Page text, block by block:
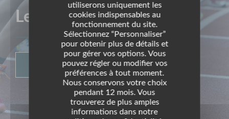
Les clubs sportifs
LISTE DES CLUBS SPORTIFS
utiliserons uniquement les
cookies indispensables au
fonctionnement du site.
Sélectionnez “Personnaliser”
pour obtenir plus de détails et
pour gérer vos options. Vous
pouvez régler ou modifier vos
préférences à tout moment.
Nous conservons votre choix
pendant 12 mois. Vous
trouverez de plus amples
informations dans notre